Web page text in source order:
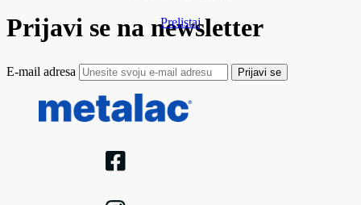
Prelistaj
Prijavi se na newsletter
E-mail adresa Prijavi se